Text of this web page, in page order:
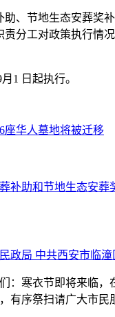
节地生态安葬奖补
责分工对政策执行情
1 日起执行。
座华人墓地将被迁移
补助和节地生态安葬
政局 中共西安市临
：寒衣节即将来临，
有序祭扫请广大市民